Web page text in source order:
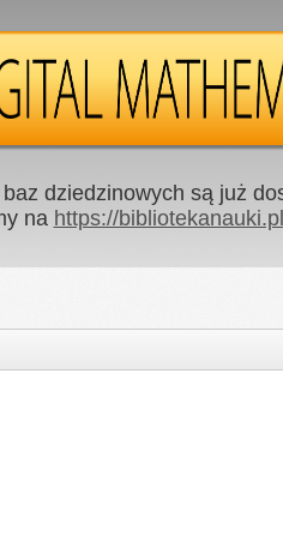
dziedzinowych są już
na https://bibliotekanauki.pl